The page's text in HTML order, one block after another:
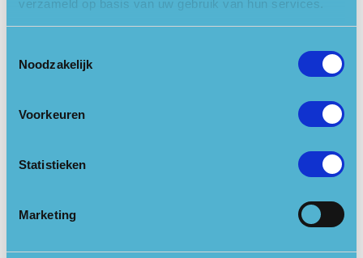
verzameld op basis van uw gebruik van hun services.
Noodzakelijk
Voorkeuren
Statistieken
Marketing